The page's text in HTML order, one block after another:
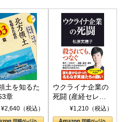
土を知るた
章
¥2,640（税込）
ウクライナ企業の
死闘 (産経セレク
ト S 039)¥1,210（税込）